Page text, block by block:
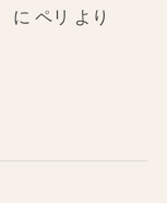
に ペリ より